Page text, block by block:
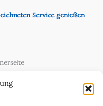
Service genießen